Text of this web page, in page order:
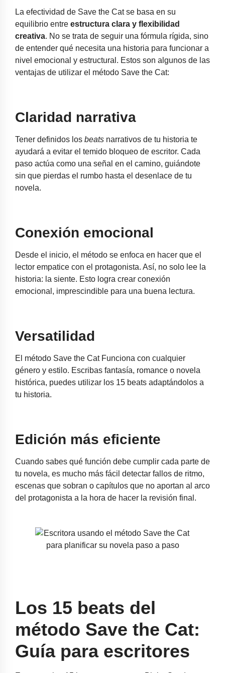
La efectividad de Save the Cat se basa en su
equilibrio entre estructura clara y flexibilidad
creativa. No se trata de seguir una fórmula rígida, sino
de entender qué necesita una historia para funcionar a
nivel emocional y estructural. Estos son algunos de las
ventajas de utilizar el método Save the Cat:
Claridad narrativa
Tener definidos los beats narrativos de tu historia te
ayudará a evitar el temido bloqueo de escritor. Cada
paso actúa como una señal en el camino, guiándote
sin que pierdas el rumbo hasta el desenlace de tu
novela.
Conexión emocional
Desde el inicio, el método se enfoca en hacer que el
lector empatice con el protagonista. Así, no solo lee la
historia: la siente. Esto logra crear conexión
emocional, imprescindible para una buena lectura.
Versatilidad
El método Save the Cat Funciona con cualquier
género y estilo. Escribas fantasía, romance o novela
histórica, puedes utilizar los 15 beats adaptándolos a
tu historia.
Edición más eficiente
Cuando sabes qué función debe cumplir cada parte de
tu novela, es mucho más fácil detectar fallos de ritmo,
escenas que sobran o capítulos que no aportan al arco
del protagonista a la hora de hacer la revisión final.
Los 15 beats del
método Save the Cat:
Guía para escritores